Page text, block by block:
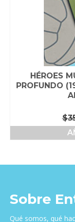
HÉROES
PROFUNDO
$
Sobre
Qué somos, qué